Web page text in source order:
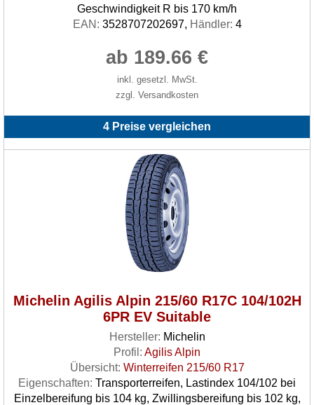
Geschwindigkeit R bis 170 km/h
EAN: 3528707202697, Händler: 4
ab 189.66 €
inkl. gesetzl. MwSt.
zzgl. Versandkosten
4 Preise vergleichen
Michelin Agilis Alpin 215/60 R17C 104/102H
6PR EV Suitable
Hersteller: Michelin
Profil: Agilis Alpin
Übersicht: Winterreifen 215/60 R17
Eigenschaften: Transporterreifen, Lastindex 104/102 bei
Einzelbereifung bis 104 kg, Zwillingsbereifung bis 102 kg,